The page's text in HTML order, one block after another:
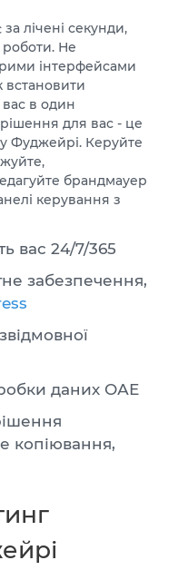
лічені секунди,
роботи. Не
інтерфейсами
встановити
в один
для вас - це
Фуджейрі. Керуйте
брандмауер
керування з
вас 24/7/365
забезпечення,
даних ОАЕ
копіювання,